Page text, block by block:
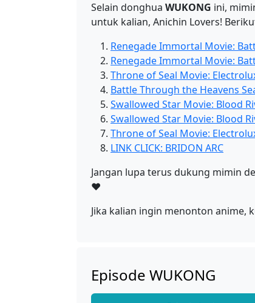
Selain donghua WUKONG ini,
untuk kalian, Anichin Lovers!
Renegade Immortal Movie:
Renegade Immortal Movie:
Throne of Seal Movie:
Battle Through the Heavens
Swallowed Star Movie: Blood
Swallowed Star Movie: Blood
Throne of Seal Movie:
LINK CLICK: BRIDON ARC
Jangan lupa terus dukung mimin
❤️
Jika kalian ingin menonton anime,
Episode WUKONG